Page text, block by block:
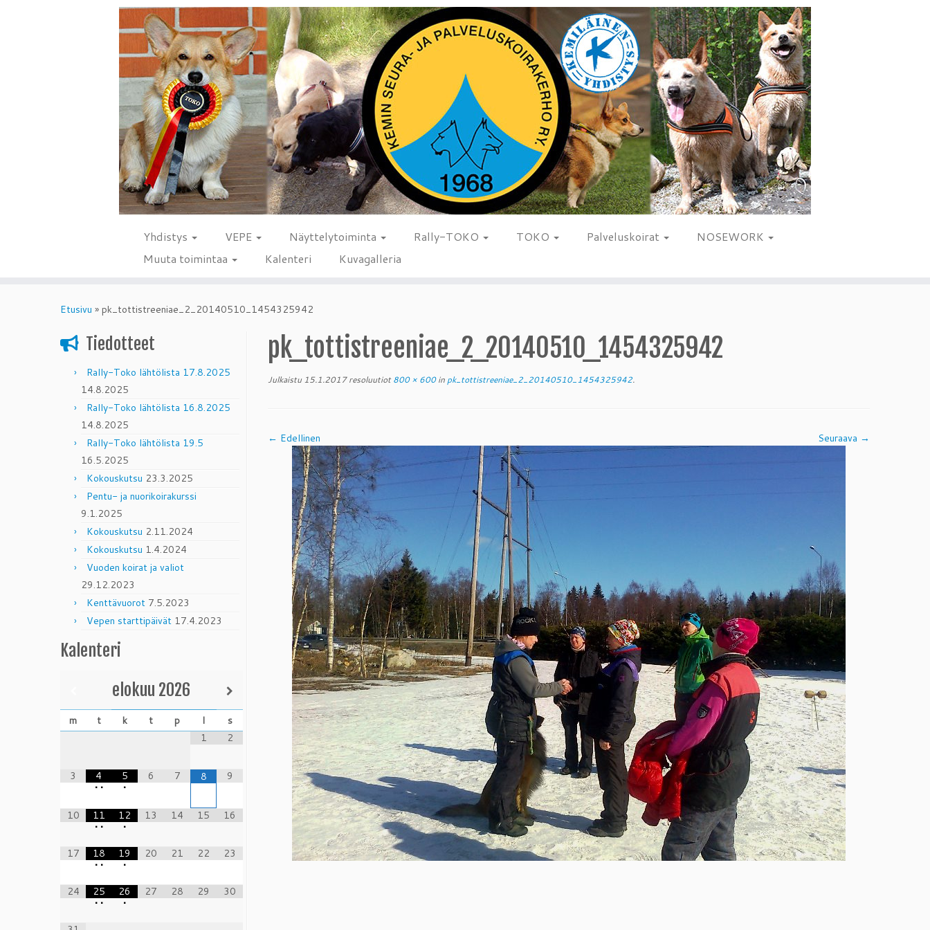
Yhdistys VEPE Näyttelytoiminta Rally-TOKO TOKO Palveluskoirat
NOSEWORK
Muuta toimintaa
Kalenteri Kuvagalleria
Etusivu » pk_tottistreeniae_2_20140510_1454325942
Tiedotteet
Rally-Toko lähtölista 17.8.2025
14.8.2025
Rally-Toko lähtölista 16.8.2025
14.8.2025
Rally-Toko lähtölista 19.5
16.5.2025
Kokouskutsu 23.3.2025
Pentu- ja nuorikoirakurssi
9.1.2025
Kokouskutsu 2.11.2024
Kokouskutsu 1.4.2024
Vuoden koirat ja valiot
29.12.2023
Kenttävuorot 7.5.2023
Vepen starttipäivät 17.4.2023
Kalenteri
elokuu 2026
m t k t p l
s
1
2
3
4
• •
5
•
6 7 8 9
10
11
• •
12
•
13 14 15 16
17
18
• •
19
•
20 21 22 23
24
25
• •
26
•
27 28 29 30
pk_tottistreeniae_2_20140510_1454325942
Julkaistu 15.1.2017resoluutiot800 × 600in pk_tottistreeniae_2_20140510_1454325942.
← Edellinen Seuraava →